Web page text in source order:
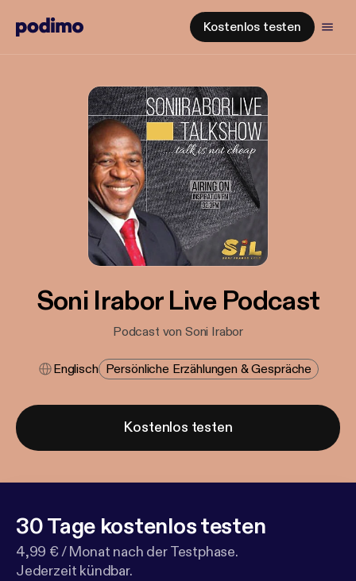
Kostenlos testen
Soni Irabor Live Podcast
Podcast von Soni Irabor
Englisch Persönliche Erzählungen & Gespräche
Kostenlos testen
30 Tage kostenlos testen
4,99 € / Monat nach der Testphase.
Jederzeit kündbar.